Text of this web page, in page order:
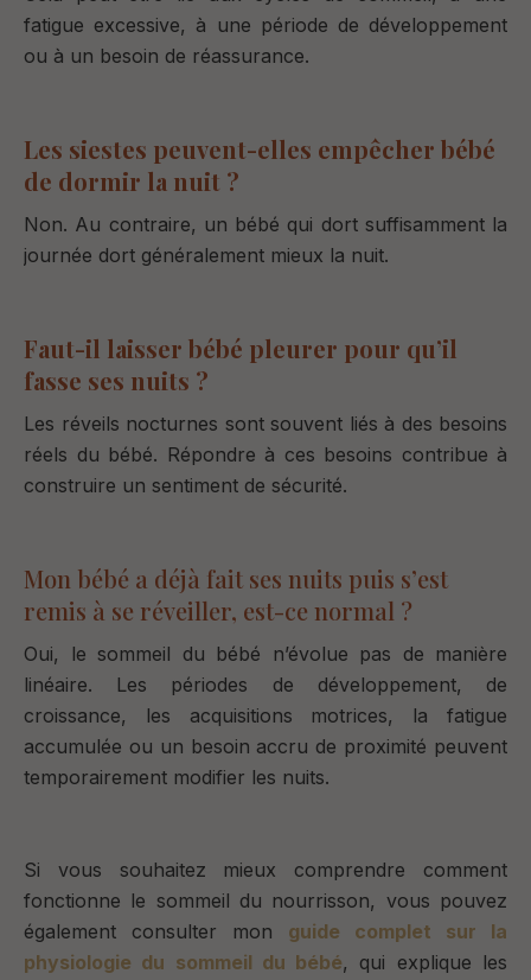
fatigue excessive, à une période de développement
ou à un besoin de réassurance.
Les siestes peuvent-elles empêcher bébé
de dormir la nuit ?
Non. Au contraire, un bébé qui dort suffisamment la
journée dort généralement mieux la nuit.
Faut-il laisser bébé pleurer pour qu’il
fasse ses nuits ?
Les réveils nocturnes sont souvent liés à des besoins
réels du bébé. Répondre à ces besoins contribue à
construire un sentiment de sécurité.
Mon bébé a déjà fait ses nuits puis s’est
remis à se réveiller, est-ce normal ?
Oui, le sommeil du bébé n’évolue pas de manière
linéaire. Les périodes de développement, de
croissance, les acquisitions motrices, la fatigue
accumulée ou un besoin accru de proximité peuvent
temporairement modifier les nuits.
Si vous souhaitez mieux comprendre comment
fonctionne le sommeil du nourrisson, vous pouvez
également consulter mon guide complet sur la
physiologie du sommeil du bébé, qui explique les